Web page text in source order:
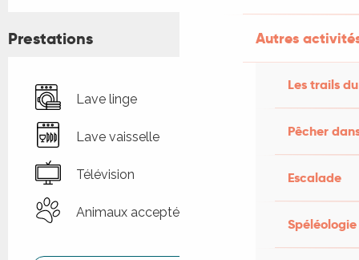
Autres
Les trails
Pêcher
Escalade
Spéléologie
Prestations
Lave linge
Lave vaisselle
Télévision
Animaux acceptés